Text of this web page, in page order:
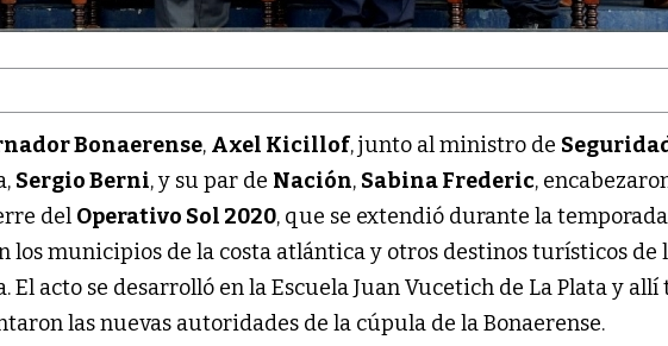
Bonaerense, Axel Kicillof, junto al ministro de
Sergio Berni, y su par de Nación, Sabina Frederic,
del Operativo Sol 2020, que se extendió durante la
los municipios de la costa atlántica y otros destinos turísticos de
El acto se desarrolló en la Escuela Juan Vucetich de La Plata y
las nuevas autoridades de la cúpula de la Bonaerense.